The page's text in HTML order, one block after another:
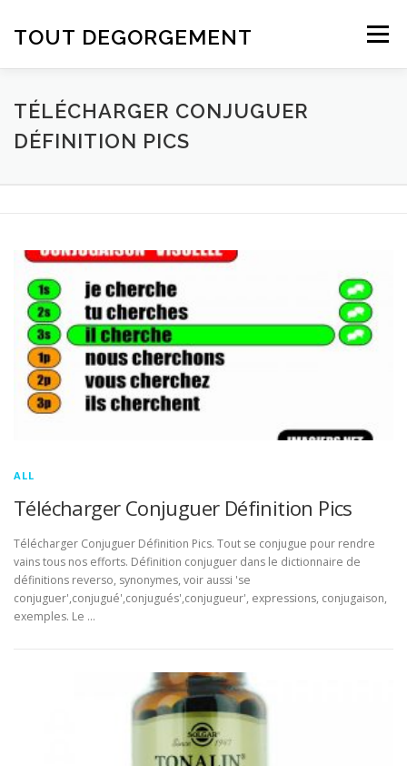
TOUT DEGORGEMENT Menu
TÉLÉCHARGER CONJUGUER
DÉFINITION PICS
ALL
Télécharger Conjuguer Définition Pics
Télécharger Conjuguer Définition Pics. Tout se conjugue pour rendre
vains tous nos efforts. Définition conjuguer dans le dictionnaire de
définitions reverso, synonymes, voir aussi 'se
conjuguer',conjugué',conjugués',conjugueur', expressions, conjugaison,
exemples. Le …